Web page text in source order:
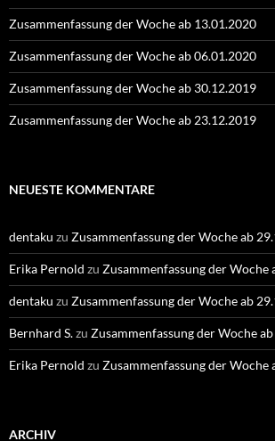
Zusammenfassung der Woche ab 13.01.2020
Zusammenfassung der Woche ab 06.01.2020
Zusammenfassung der Woche ab 30.12.2019
Zusammenfassung der Woche ab 23.12.2019
NEUESTE KOMMENTARE
dentaku zu Zusammenfassung der Woche ab
Erika Pernold zu Zusammenfassung der Woche
dentaku zu Zusammenfassung der Woche ab
Bernhard S.zu Zusammenfassung der Woche
Erika Pernold zu Zusammenfassung der Woche
ARCHIV